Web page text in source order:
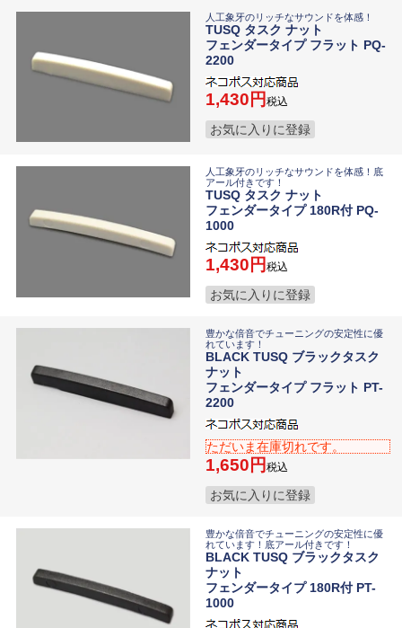
人工象牙のリッチなサウンドを体感！
TUSQ タスク ナット
フェンダータイプ フラット PQ-
2200
1,430 税込
お気に入りに登録
人工象牙のリッチなサウンドを体感！底
アール付きです！
TUSQ タスク ナット
フェンダータイプ 180R付 PQ-
1000
1,430 税込
お気に入りに登録
豊かな倍音でチューニングの安定性に優
れています！
BLACK TUSQ ブラックタスク
ナット
フェンダータイプ フラット PT-
2200
ただいま在庫切れです。
1,650 税込
お気に入りに登録
豊かな倍音でチューニングの安定性に優
れています！底アール付きです！
BLACK TUSQ ブラックタスク
ナット
フェンダータイプ 180R付 PT-
1000